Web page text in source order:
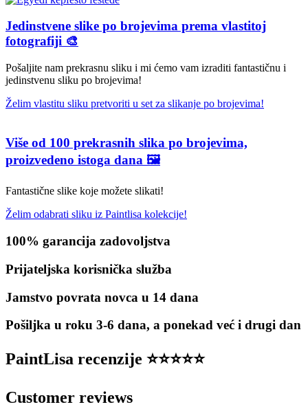
Jedinstvene slike po brojevima prema vlastitoj
fotografiji 🎨
Pošaljite nam prekrasnu sliku i mi ćemo vam izraditi fantastičnu i
jedinstvenu sliku po brojevima!
Želim vlastitu sliku pretvoriti u set za slikanje po brojevima!
Više od 100 prekrasnih slika po brojevima,
proizvedeno istoga dana 🖼️
Fantastične slike koje možete slikati!
Želim odabrati sliku iz Paintlisa kolekcije!
100% garancija zadovoljstva
Prijateljska korisnička služba
Jamstvo povrata novca u 14 dana
Pošiljka u roku 3-6 dana, a ponekad već i drugi dan
PaintLisa recenzije ⭐️⭐️⭐️⭐️⭐️
Customer reviews